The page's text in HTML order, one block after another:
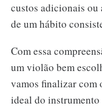
custos adicionais ou
de um hábito
Com essa
um violão bem
vamos finalizar com
ideal do instrumento